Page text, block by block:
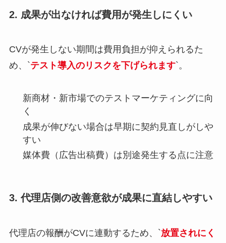
2. 成果が出なければ費用が発生しにくい
CVが発生しない期間は費用負担が抑えられるた
め、`テスト導入のリスクを下げられます`。
新商材・新市場でのテストマーケティングに向
く
成果が伸びない場合は早期に契約見直しがしや
すい
媒体費（広告出稿費）は別途発生する点に注意
3. 代理店側の改善意欲が成果に直結しやすい
代理店の報酬がCVに連動するため、`放置されにく